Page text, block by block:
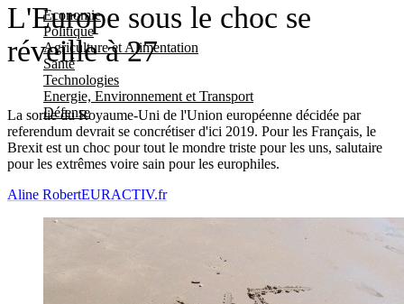
Economie
Politique
Agriculture et Alimentation
Santé
Technologies
Energie, Environnement et Transport
Défense
L'Europe sous le choc se
réveille à 27
La sortie du Royaume-Uni de l'Union européenne décidée par
referendum devrait se concrétiser d'ici 2019. Pour les Français, le
Brexit est un choc pour tout le mondre triste pour les uns, salutaire
pour les extrêmes voire sain pour les europhiles.
Aline RobertEURACTIV.fr